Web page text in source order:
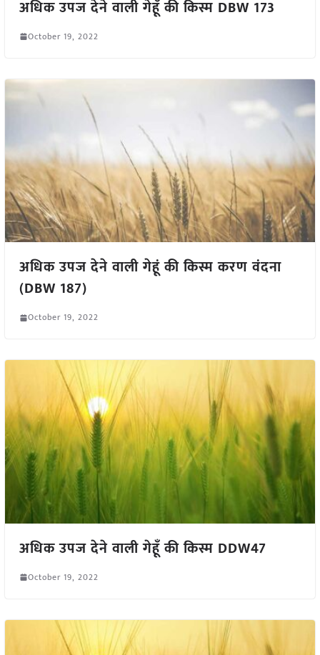
अधिक उपज देने वाली गेहूँ की किस्म DBW 173
October 19, 2022
अधिक उपज देने वाली गेहूं की किस्म करण वंदना
(DBW 187)
October 19, 2022
अधिक उपज देने वाली गेहूँ की किस्म DDW47
October 19, 2022